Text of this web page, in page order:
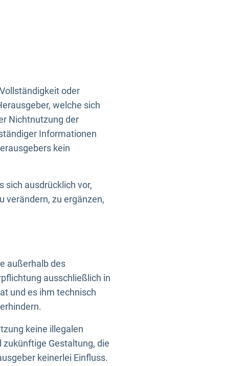
oder
welche sich
Nichtnutzung der
Informationen
kein
sich ausdrücklich vor,
verändern, zu ergänzen,
außerhalb des
ausschließlich in
und es ihm technisch
keine illegalen
Gestaltung, die
keinerlei Einfluss.